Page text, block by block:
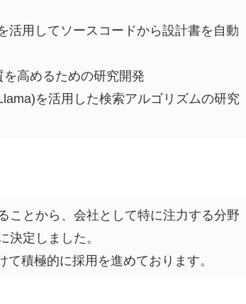
活用してソースコードから設計書を自動
を高めるための研究開発
を活用した検索アルゴリズムの研究
ことから、会社として特に注力する分野
決定しました。
積極的に採用を進めております。